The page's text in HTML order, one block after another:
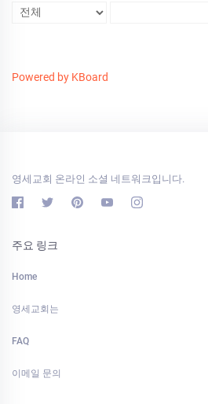
Powered by KBoard
영세교회 온라인 소셜 네트워크입니다.
주요 링크
Home
영세교회는
FAQ
이메일 문의